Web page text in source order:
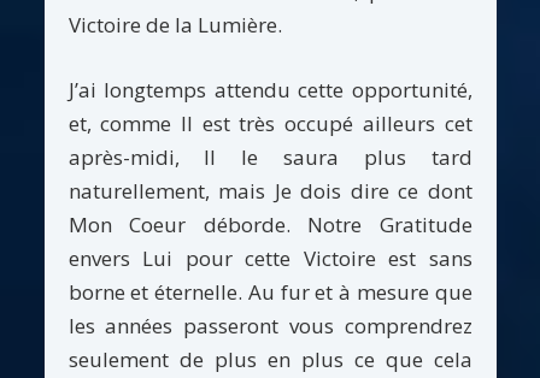
Victoire de la Lumière.
J’ai longtemps attendu cette opportunité,
et, comme Il est très occupé ailleurs cet
après-midi, Il le saura plus tard
naturellement, mais Je dois dire ce dont
Mon Coeur déborde. Notre Gratitude
envers Lui pour cette Victoire est sans
borne et éternelle. Au fur et à mesure que
les années passeront vous comprendrez
seulement de plus en plus ce que cela